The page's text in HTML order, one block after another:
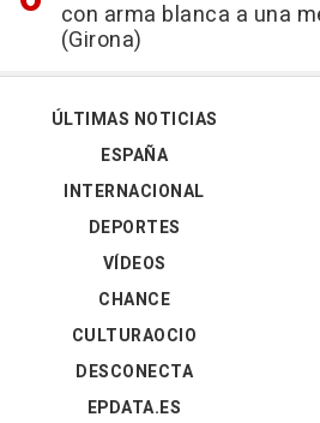
con arma blanca a una
(Girona)
ÚLTIMAS NOTICIAS
ESPAÑA
INTERNACIONAL
DEPORTES
VÍDEOS
CHANCE
CULTURAOCIO
DESCONECTA
EPDATA.ES